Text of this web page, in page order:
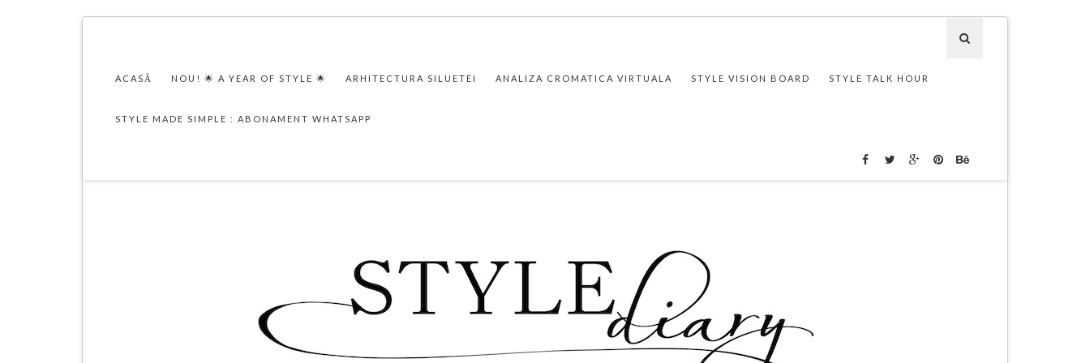
ACASĂ NOU! 🌟 A YEAR OF STYLE 🌟 ARHITECTURA SILUETEI ANALIZA CROMATICA VIRTUALA STYLE VISION BOARD STYLE TALK HOUR
STYLE MADE SIMPLE : ABONAMENT WHATSAPP